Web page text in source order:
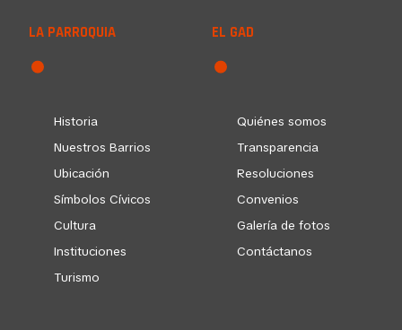
LA PARROQUIA
Historia
Nuestros Barrios
Ubicación
Símbolos Cívicos
Cultura
Instituciones
Turismo
EL GAD
Quiénes somos
Transparencia
Resoluciones
Convenios
Galería de fotos
Contáctanos